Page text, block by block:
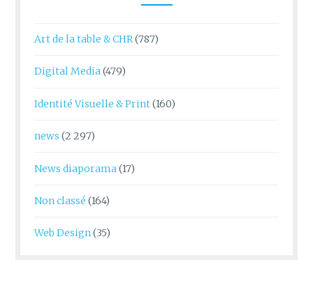
Art de la table & CHR(787)
Digital Media(479)
Identité Visuelle & Print(160)
news (2 297)
News diaporama(17)
Non classé (164)
Web Design(35)